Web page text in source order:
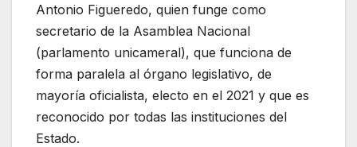
Antonio Figueredo, quien funge como
secretario de la Asamblea Nacional
(parlamento unicameral), que funciona de
forma paralela al órgano legislativo, de
mayoría oficialista, electo en el 2021 y que es
reconocido por todas las instituciones del
Estado.